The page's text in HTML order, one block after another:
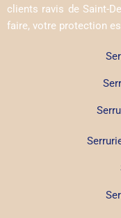
clients ravis de Saint-
faire, votre protection